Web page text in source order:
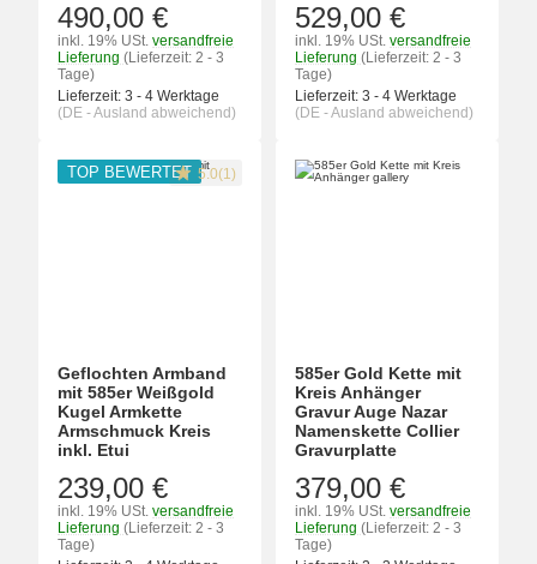
490,00 €
inkl. 19% USt. versandfreie
Lieferung (Lieferzeit: 2 - 3
Tage)
Lieferzeit: 3 - 4 Werktage
(DE - Ausland abweichend)
529,00 €
inkl. 19% USt. versandfreie
Lieferung (Lieferzeit: 2 - 3
Tage)
Lieferzeit: 3 - 4 Werktage
(DE - Ausland abweichend)
TOP BEWERTET 5.0(1)
Geflochten Armband
mit 585er Weißgold
Kugel Armkette
Armschmuck Kreis
inkl. Etui
239,00 €
inkl. 19% USt. versandfreie
Lieferung (Lieferzeit: 2 - 3
Tage)
585er Gold Kette mit
Kreis Anhänger
Gravur Auge Nazar
Namenskette Collier
Gravurplatte
379,00 €
inkl. 19% USt. versandfreie
Lieferung (Lieferzeit: 2 - 3
Tage)